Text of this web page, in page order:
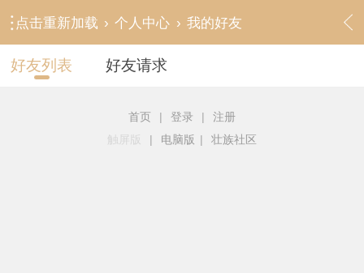
点击重新加载 › 个人中心 › 我的好友
好友列表 好友请求
首页 | 登录 |
注册
触屏版
| 电脑版 | 壮族社区